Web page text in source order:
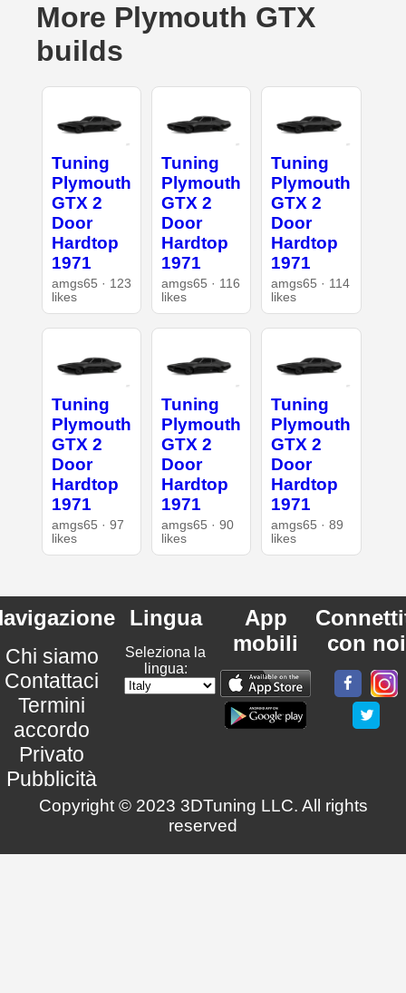
More Plymouth GTX
builds
Tuning
Plymouth
GTX 2
Door
Hardtop
1971
amgs65 · 123
likes
Tuning
Plymouth
GTX 2
Door
Hardtop
1971
amgs65 · 116
likes
Tuning
Plymouth
GTX 2
Door
Hardtop
1971
amgs65 · 114
likes
Tuning
Plymouth
GTX 2
Door
Hardtop
1971
amgs65 · 97
likes
Tuning
Plymouth
GTX 2
Door
Hardtop
1971
amgs65 · 90
likes
Tuning
Plymouth
GTX 2
Door
Hardtop
1971
amgs65 · 89
likes
Chi siamo
Contattaci
Termini
accordo
Privato
Pubblicità
Lingua
Seleziona la
lingua:
App
mobili
con noi
Copyright © 2023 3DTuning LLC. All rights
reserved